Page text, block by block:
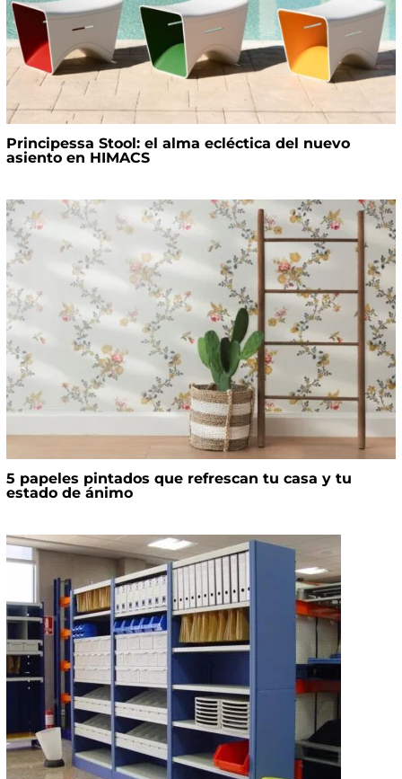
Principessa Stool: el alma ecléctica del nuevo
asiento en HIMACS
5 papeles pintados que refrescan tu casa y tu
estado de ánimo